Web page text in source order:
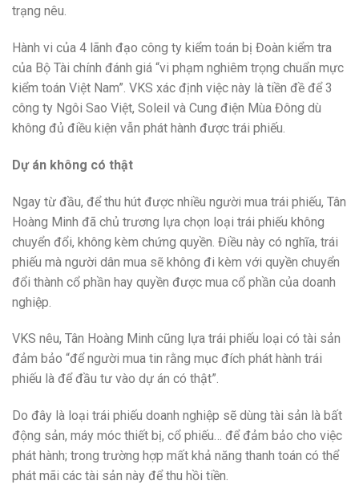
trạng nêu.
Hành vi của 4 lãnh đạo công ty kiểm toán bị Đoàn kiểm tra
của Bộ Tài chính đánh giá “vi phạm nghiêm trọng chuẩn mực
kiểm toán Việt Nam”. VKS xác định việc này là tiền đề để 3
công ty Ngôi Sao Việt, Soleil và Cung điện Mùa Đông dù
không đủ điều kiện vẫn phát hành được trái phiếu.
Dự án không có thật
Ngay từ đầu, để thu hút được nhiều người mua trái phiếu, Tân
Hoàng Minh đã chủ trương lựa chọn loại trái phiếu không
chuyển đổi, không kèm chứng quyền. Điều này có nghĩa, trái
phiếu mà người dân mua sẽ không đi kèm với quyền chuyển
đổi thành cổ phần hay quyền được mua cổ phần của doanh
nghiệp.
VKS nêu, Tân Hoàng Minh cũng lựa trái phiếu loại có tài sản
đảm bảo “để người mua tin rằng mục đích phát hành trái
phiếu là để đầu tư vào dự án có thật”.
Do đây là loại trái phiếu doanh nghiệp sẽ dùng tài sản là bất
động sản, máy móc thiết bị, cổ phiếu… để đảm bảo cho việc
phát hành; trong trường hợp mất khả năng thanh toán có thể
phát mãi các tài sản này để thu hồi tiền.